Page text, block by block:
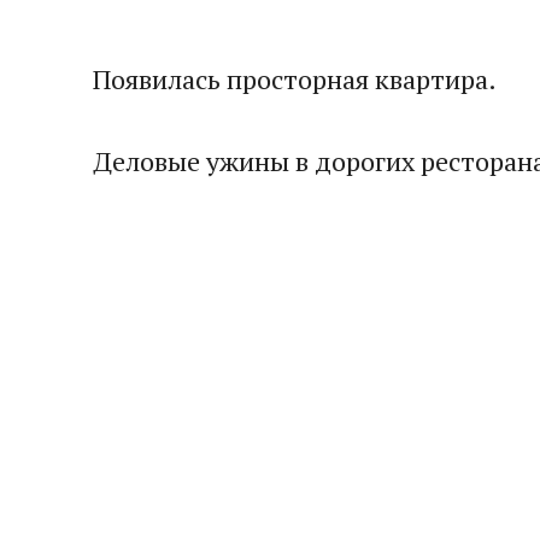
Появилась просторная квартира.
Деловые ужины в дорогих